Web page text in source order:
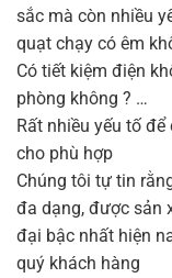
sắc mà còn nhiều
quạt chạy có êm
Có tiết kiệm điện
phòng không ? …
Rất nhiều yếu tố
cho phù hợp
Chúng tôi tự tin
đa dạng, được sản
đại bậc nhất hiện
quý khách hàng